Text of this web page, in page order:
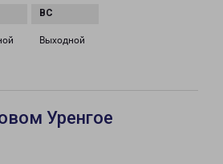
Выходной
Уренгое